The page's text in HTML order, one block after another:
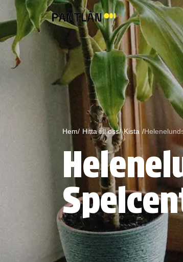
Hem/ Hitta till oss/ Kista /